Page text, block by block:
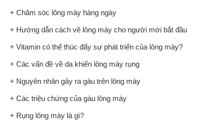
+ Chăm sóc lông mày hàng ngày
+ Hướng dẫn cách vẽ lông mày cho người mới bắt đầu
+ Vitamin có thể thúc đẩy sự phát triển của lông mày?
+ Các vấn đề về da khiến lông mày rụng
+ Nguyên nhân gây ra gàu trên lông mày
+ Các triệu chứng của gàu lông mày
+ Rụng lông mày là gì?